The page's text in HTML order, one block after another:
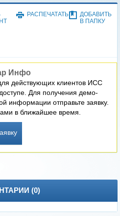
РАСПЕЧАТАТЬ
ДОБАВИТЬ
В ПАПКУ
Инфо
действующих клиентов ИСС
Для получения демо-
информации отправьте заявку.
в ближайшее время.
(0)